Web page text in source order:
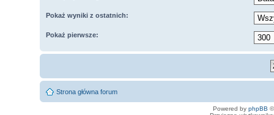
Pokaż wyniki z ostatnich:
Pokaż pierwsze:
Strona główna forum
Powered by phpBB